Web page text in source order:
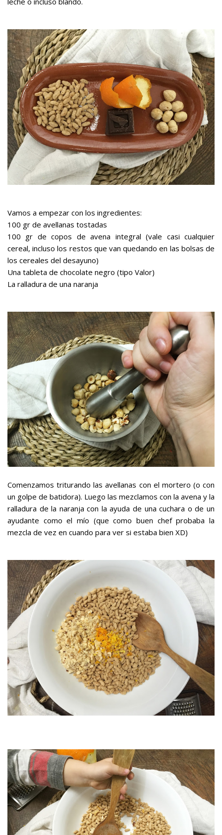
Vamos a empezar con los ingredientes:
100 gr de avellanas tostadas
100 gr decopos de avena integral(vale casi cualquier
cereal, incluso los restos que van quedando en las bolsas de
los cereales del desayuno)
Una tableta de chocolate negro (tipo Valor)
La ralladura de una naranja
Comenzamos triturando las avellanas con el mortero (o con
un golpe de batidora). Luego las mezclamos con la avena y la
ralladura de la naranja con la ayuda de una cuchara o de un
ayudante como el mío (que como buen chef probaba la
mezcla de vez en cuando para ver si estaba bien XD)